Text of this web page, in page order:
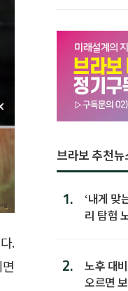
.
브라보 추천뉴
1.
‘내게 맞
리 탐험
2.
노후 대
오르면